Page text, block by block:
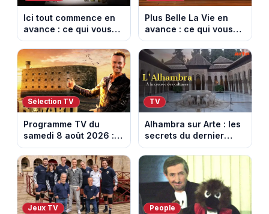
Ici tout commence en
avance : ce qui vous
attend la semaine du
10 au 14 août 2026
(spoiler)
Plus Belle La Vie en
avance : ce qui vous
attend la semaine du
10 au 14 août 2026
(spoiler)
Sélection TV
Programme TV du
samedi 8 août 2026 :
notre sélection pour
votre soirée télé
TV
Alhambra sur Arte : les
secrets du dernier
sultanat musulman
d’Espagne
Jeux TV People